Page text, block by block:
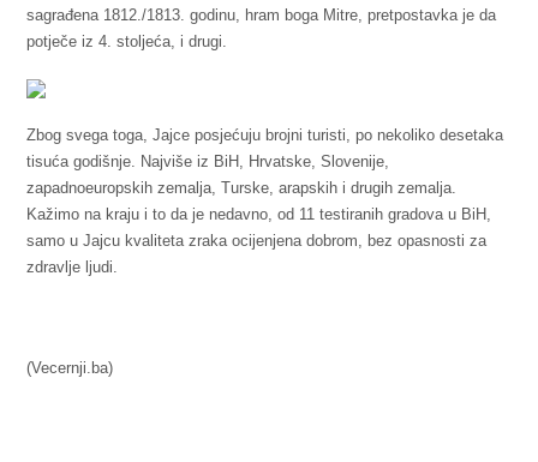
sagrađena 1812./1813. godinu, hram boga Mitre, pretpostavka je da
potječe iz 4. stoljeća, i drugi.
Zbog svega toga, Jajce posjećuju brojni turisti, po nekoliko desetaka
tisuća godišnje. Najviše iz BiH, Hrvatske, Slovenije,
zapadnoeuropskih zemalja, Turske, arapskih i drugih zemalja.
Kažimo na kraju i to da je nedavno, od 11 testiranih gradova u BiH,
samo u Jajcu kvaliteta zraka ocijenjena dobrom, bez opasnosti za
zdravlje ljudi.
(Vecernji.ba)